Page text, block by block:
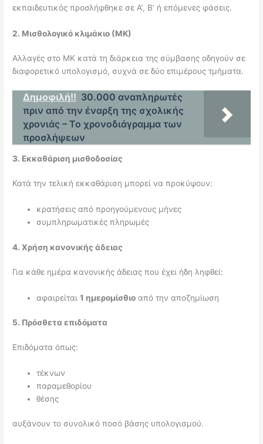
εκπαιδευτικός προσλήφθηκε σε Α’, Β’ ή επόμενες φάσεις.
2. Μισθολογικό κλιμάκιο (ΜΚ)
Αλλαγές στο ΜΚ κατά τη διάρκεια της σύμβασης οδηγούν σε
διαφορετικό υπολογισμό, συχνά σε δύο επιμέρους τμήματα.
Δημοφιλή!! 30.000 αναπληρωτές
πριν από την έναρξη της σχολικής
χρονιάς – Το χρονοδιάγραμμα των
προσλήψεων
3. Εκκαθάριση μισθοδοσίας
Κατά την τελική εκκαθάριση μπορεί να προκύψουν:
κρατήσεις από προηγούμενους μήνες
συμπληρωματικές πληρωμές
4. Χρήση κανονικής άδειας
Για κάθε ημέρα κανονικής άδειας που έχει ήδη ληφθεί:
αφαιρείται1 ημερομίσθιο από την αποζημίωση
5. Πρόσθετα επιδόματα
Επιδόματα όπως:
τέκνων
παραμεθορίου
θέσης
αυξάνουν το συνολικό ποσό βάσης υπολογισμού.